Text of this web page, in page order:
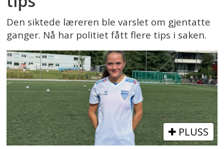
Den siktede læreren ble varslet om gjentatte
ganger. Nå har politiet fått flere tips i saken.
PLUSS